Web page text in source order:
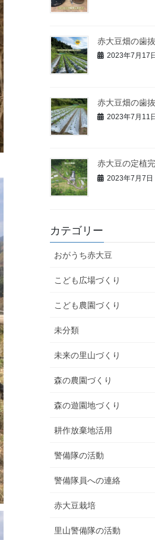
赤大豆畑の歯
2023年7月17日
赤大豆畑の歯
2023年7月11日
赤大豆の定植
2023年7月7日
カテゴリー
おがうち赤大豆
こども広場づくり
こども農園づくり
未分類
未来の里山づくり
森の農園づくり
森の遊園地づくり
耕作放棄地活用
警備隊の活動
警備隊員への連絡
赤大豆栽培
里山警備隊の活動